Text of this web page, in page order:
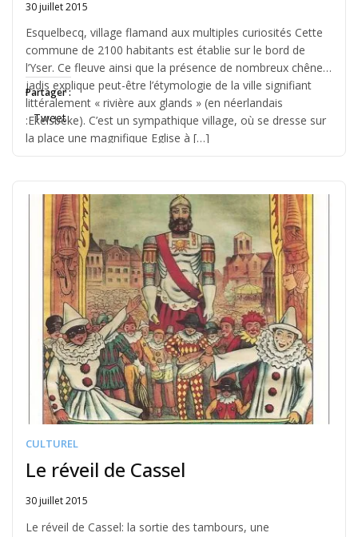
Written
Jérémie
30 juillet 2015
Esquelbecq, village flamand aux multiples curiosités Cette
commune de 2100 habitants est établie sur le bord de
l’Yser. Ce fleuve ainsi que la présence de nombreux chênes
jadis explique peut-être l’étymologie de la ville signifiant
littéralement « rivière aux glands » (en néerlandais
:Ekelsbeke). C’est un sympathique village, où se dresse sur
la place une magnifique Eglise à […]
Partager :
Tweet
CULTUREL
Le réveil de Cassel
Written
Jérémie
30 juillet 2015
Le réveil de Cassel: la sortie des tambours, une